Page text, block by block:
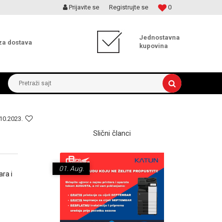
MOGUĆNOST BESPLATNE ISPORUKE! 0
Prijavite se Registrujte se
dostava
Jednostavna
kupovina
Pretraži sajt
i
Slični članci
01. Aug.